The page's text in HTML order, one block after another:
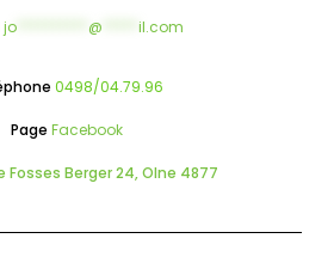
jo @ il.com
0498/04.79.96
Page Facebook
Fosses Berger 24, Olne 4877